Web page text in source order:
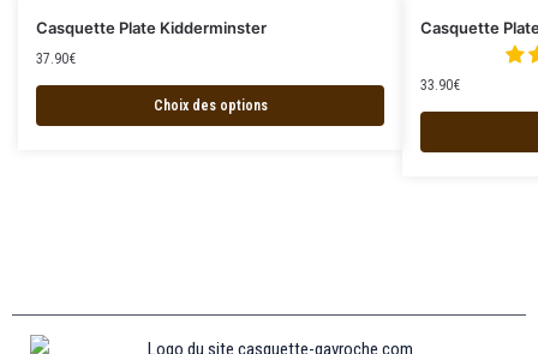
Casquette Plate Kidderminster
37.90€
Choix des options
Casquette
33.90€